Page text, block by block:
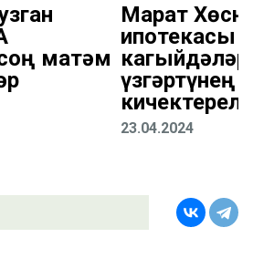
матәм
Марат
ипотекасы
үзгәртүнең
23.04.2024